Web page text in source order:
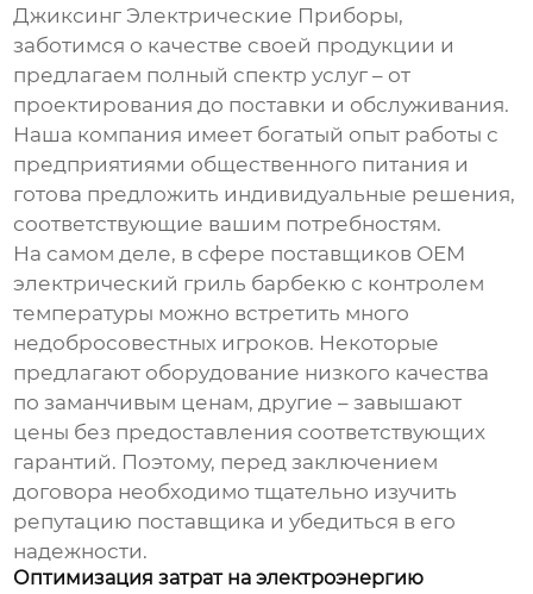
Джиксинг Электрические Приборы,
заботимся о качестве своей продукции и
предлагаем полный спектр услуг – от
проектирования до поставки и обслуживания.
Наша компания имеет богатый опыт работы с
предприятиями общественного питания и
готова предложить индивидуальные решения,
соответствующие вашим потребностям.
На самом деле, в сфере поставщиков OEM
электрический гриль барбекю с контролем
температуры можно встретить много
недобросовестных игроков. Некоторые
предлагают оборудование низкого качества
по заманчивым ценам, другие – завышают
цены без предоставления соответствующих
гарантий. Поэтому, перед заключением
договора необходимо тщательно изучить
репутацию поставщика и убедиться в его
надежности.
Оптимизация затрат на электроэнергию